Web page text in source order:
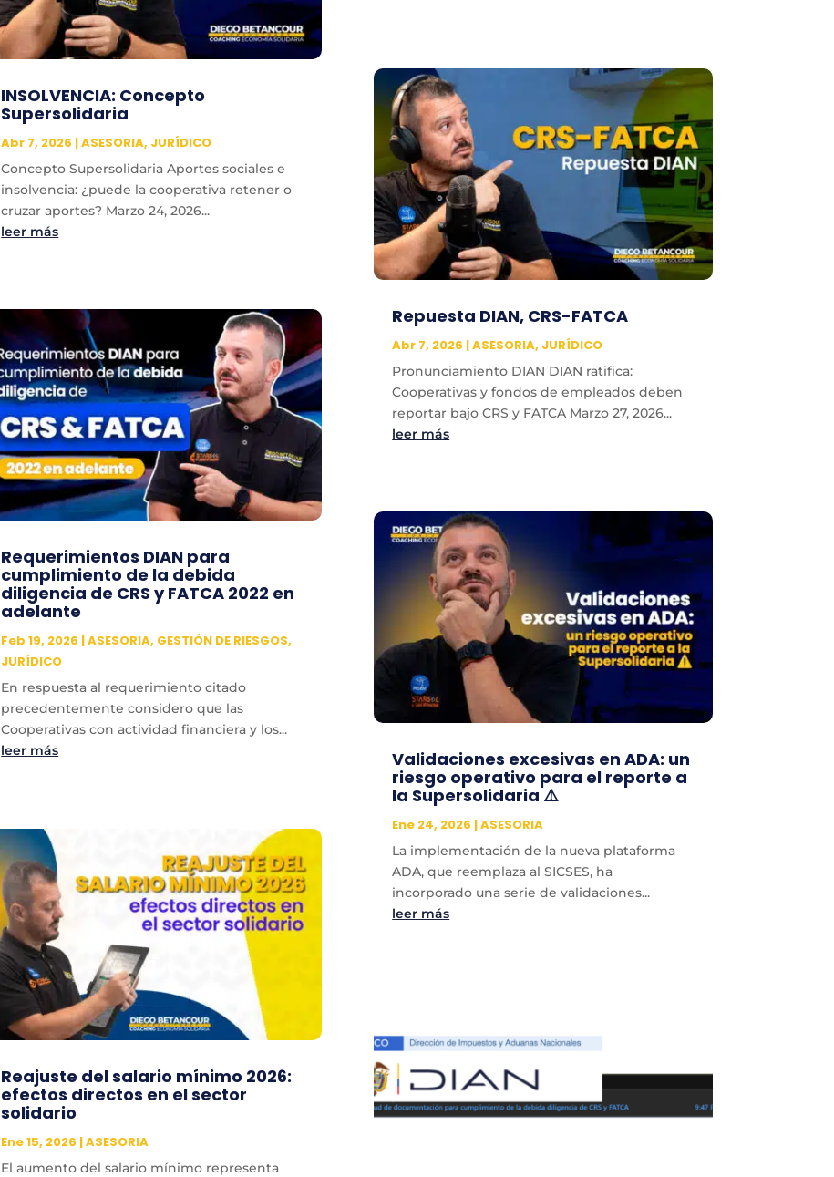
INSOLVENCIA: Concepto
Supersolidaria
Abr 7, 2026 |ASESORIA, JURÍDICO
Concepto Supersolidaria Aportes sociales e
insolvencia: ¿puede la cooperativa retener o
cruzar aportes? Marzo 24, 2026...
leer más
Requerimientos DIAN para
cumplimiento de la debida
diligencia de CRS y FATCA 2022 en
adelante
Feb 19, 2026 |ASESORIA, GESTIÓN DE RIESGOS,
JURÍDICO
En respuesta al requerimiento citado
precedentemente considero que las
Cooperativas con actividad financiera y los...
leer más
Reajuste del salario mínimo 2026:
efectos directos en el sector
solidario
Ene 15, 2026 |ASESORIA
El aumento del salario mínimo representa
Repuesta DIAN, CRS-FATCA
Abr 7, 2026 |ASESORIA, JURÍDICO
Pronunciamiento DIAN DIAN ratifica:
Cooperativas y fondos de empleados deben
reportar bajo CRS y FATCA Marzo 27, 2026...
leer más
Validaciones excesivas en ADA: un
riesgo operativo para el reporte a
la Supersolidaria ⚠️
Ene 24, 2026 |ASESORIA
La implementación de la nueva plataforma
ADA, que reemplaza al SICSES, ha
incorporado una serie de validaciones...
leer más